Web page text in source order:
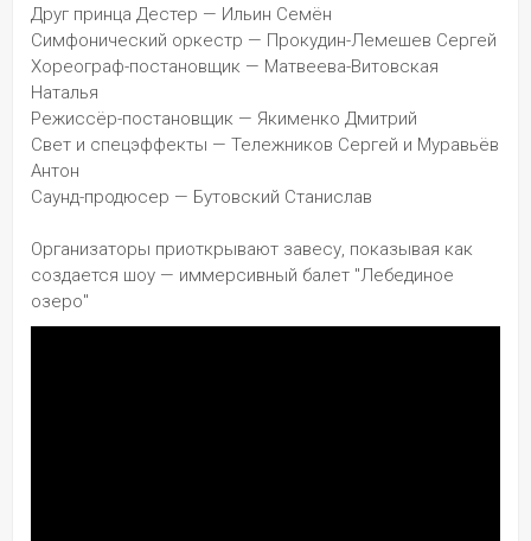
Друг принца Дестер — Ильин Семён
Симфонический оркестр — Прокудин-Лемешев Сергей
Хореограф-постановщик — Матвеева-Витовская
Наталья
Режиссёр-постановщик — Якименко Дмитрий
Свет и спецэффекты — Тележников Сергей и Муравьёв
Антон
Саунд-продюсер — Бутовский Станислав
Организаторы приоткрывают завесу, показывая как
создается шоу — иммерсивный балет "Лебединое
озеро"